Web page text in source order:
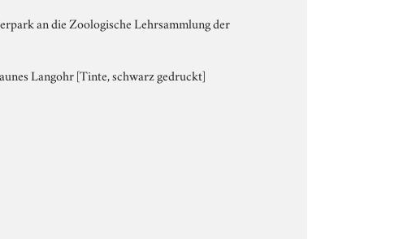
an die Zoologische Lehrsammlung der
Langohr [Tinte, schwarz gedruckt]